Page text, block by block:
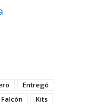
Entregó
Kits